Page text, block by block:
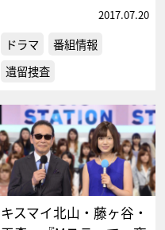
2017.07.20
ドラマ
番組情報
遺留捜査
キスマイ北山・藤ヶ谷・